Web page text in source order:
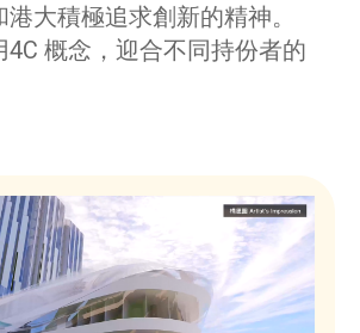
大積極追求創新的精神。
4C 概念，迎合不同持份者的